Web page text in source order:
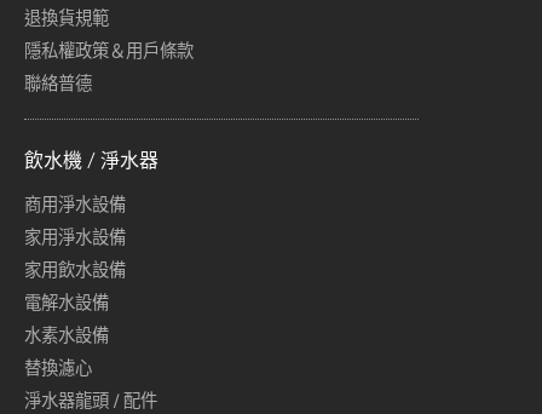
退換貨規範
隱私權政策＆用戶條款
聯絡普德
飲水機 / 淨水器
商用淨水設備
家用淨水設備
家用飲水設備
電解水設備
水素水設備
替換濾心
淨水器龍頭 / 配件